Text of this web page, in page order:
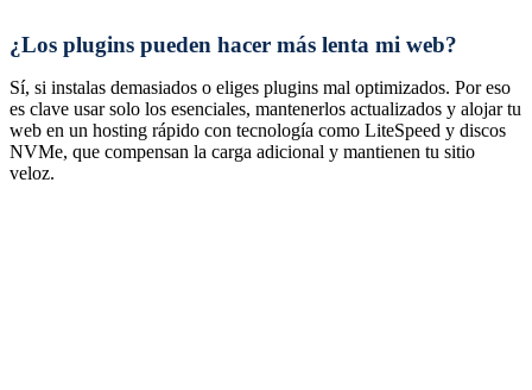
¿Los plugins pueden hacer más lenta mi web?
Sí, si instalas demasiados o eliges plugins mal optimizados. Por eso
es clave usar solo los esenciales, mantenerlos actualizados y alojar tu
web en un hosting rápido con tecnología como LiteSpeed y discos
NVMe, que compensan la carga adicional y mantienen tu sitio
veloz.